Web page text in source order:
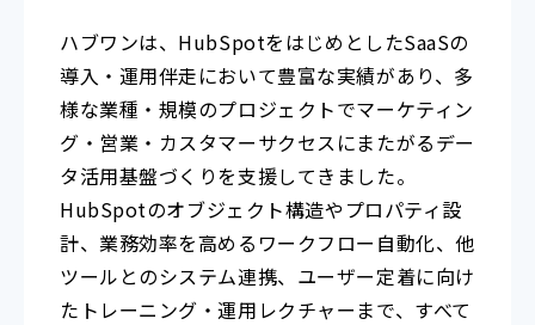
ハブワンは、HubSpotをはじめとしたSaaSの
導入・運用伴走において豊富な実績があり、多
様な業種・規模のプロジェクトでマーケティン
グ・営業・カスタマーサクセスにまたがるデー
タ活用基盤づくりを支援してきました。
HubSpotのオブジェクト構造やプロパティ設
計、業務効率を高めるワークフロー自動化、他
ツールとのシステム連携、ユーザー定着に向け
たトレーニング・運用レクチャーまで、すべて